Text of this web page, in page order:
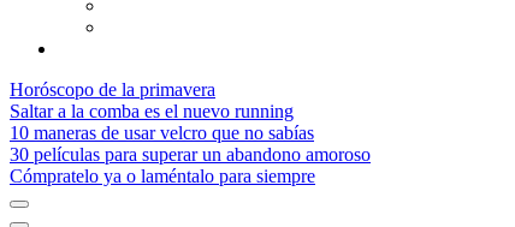
Horóscopo de la primavera
Saltar a la comba es el nuevo running
10 maneras de usar velcro que no sabías
30 películas para superar un abandono amoroso
Cómpratelo ya o laméntalo para siempre